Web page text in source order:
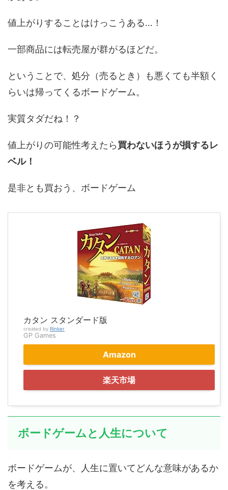
値上がりすることはけっこうある…！
一部商品には転売屋が群がるほどだ。
ということで、処分（売るとき）も悪くても半額く
らいは帰ってくるボードゲーム。
実質タダだね！？
値上がりの可能性考えたら買わないほうが損するレ
ベル！
是非とも買おう、ボードゲーム
カタン スタンダード版
created by Rinker
GP Games
Amazon
楽天市場
ボードゲームと人生について
ボードゲームが、人生に置いてどんな意味があるか
を考える。